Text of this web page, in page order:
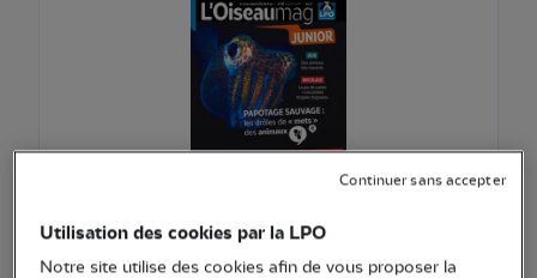
EXCLU WEB
L'Oiseau Magazine Junior n°60 - Automne 2025
Utilisation des cookies par la LPO
Notre site utilise des cookies afin de vous proposer la
Continuer sans accepter